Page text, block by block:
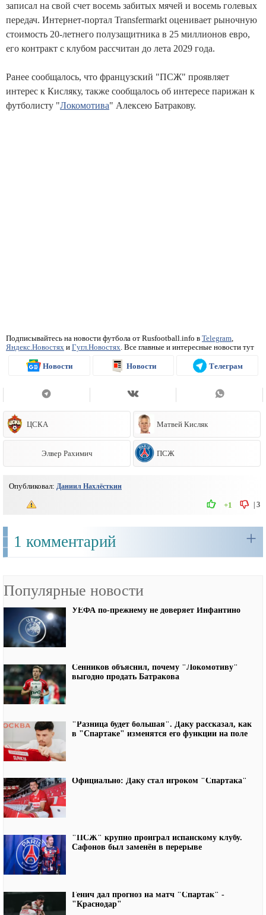
записал на свой счет восемь забитых мячей и восемь голевых
передач. Интернет-портал Transfermarkt оценивает рыночную
стоимость 20-летнего полузащитника в 25 миллионов евро,
его контракт с клубом рассчитан до лета 2029 года.
Ранее сообщалось, что французский "ПСЖ" проявляет
интерес к Кисляку, также сообщалось об интересе парижан к
футболисту "Локомотива" Алексею Батракову.
Подписывайтесь на новости футбола от Rusfootball.info в Telegram,
Яндекс.Новостях и Гугл.Новостях. Все главные и интересные новости тут
Новости Новости Телеграм
ЦСКА Матвей Кисляк
Элвер Рахимич ПСЖ
Опубликовал: Даниил Нахлёсткин
3
+1
1 комментарий +
Популярные новости
УЕФА по-прежнему не доверяет Инфантино
Сенников объяснил, почему "Локомотиву"
выгодно продать Батракова
"Разница будет большая". Даку рассказал, как
в "Спартаке" изменятся его функции на поле
Официально: Даку стал игроком "Спартака"
"ПСЖ" крупно проиграл испанскому клубу.
Сафонов был заменён в перерыве
Генич дал прогноз на матч "Спартак" -
"Краснодар"